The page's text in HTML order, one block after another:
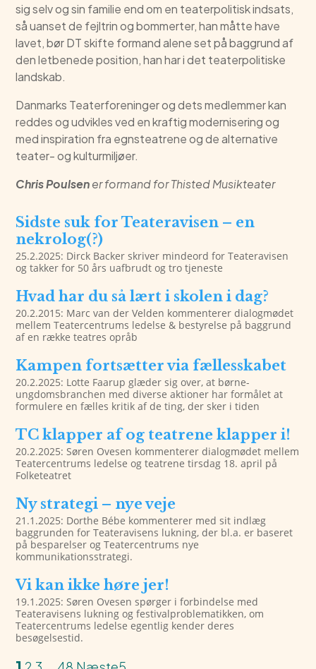
sig selv og sin familie end om en teaterpolitisk indsats,
så uanset de fejltrin og bommerter, han måtte have
lavet, bør DT skifte formand alene set på baggrund af
den letbenede position, han har i det teaterpolitiske
landskab.
Danmarks Teaterforeninger og dets medlemmer kan
reddes og udvikles ved en kraftig modernisering og
med inspiration fra egnsteatrene og de alternative
teater- og kulturmiljøer.
Chris Poulsener formand for Thisted Musikteater
Sidste suk for Teateravisen – en
nekrolog(?)
25.2.2025: Dirck Backer skriver mindeord for Teateravisen
og takker for 50 års uafbrudt og tro tjeneste
Hvad har du så lært i skolen i dag?
20.2.2015: Marc van der Velden kommenterer dialogmødet
mellem Teatercentrums ledelse & bestyrelse på baggrund
af en række teatres opråb
Kampen fortsætter via fællesskabet
20.2.2025: Lotte Faarup glæder sig over, at børne-
ungdomsbranchen med diverse aktioner har formålet at
formulere en fælles kritik af de ting, der sker i tiden
TC klapper af og teatrene klapper i!
20.2.2025: Søren Ovesen kommenterer dialogmødet mellem
Teatercentrums ledelse og teatrene tirsdag 18. april på
Folketeatret
Ny strategi – nye veje
21.1.2025: Dorthe Bébe kommenterer med sit indlæg
baggrunden for Teateravisens lukning, der bl.a. er baseret
på besparelser og Teatercentrums nye
kommunikationsstrategi.
Vi kan ikke høre jer!
19.1.2025: Søren Ovesen spørger i forbindelse med
Teateravisens lukning og festivalproblematikken, om
Teatercentrums ledelse egentlig kender deres
besøgelsestid.